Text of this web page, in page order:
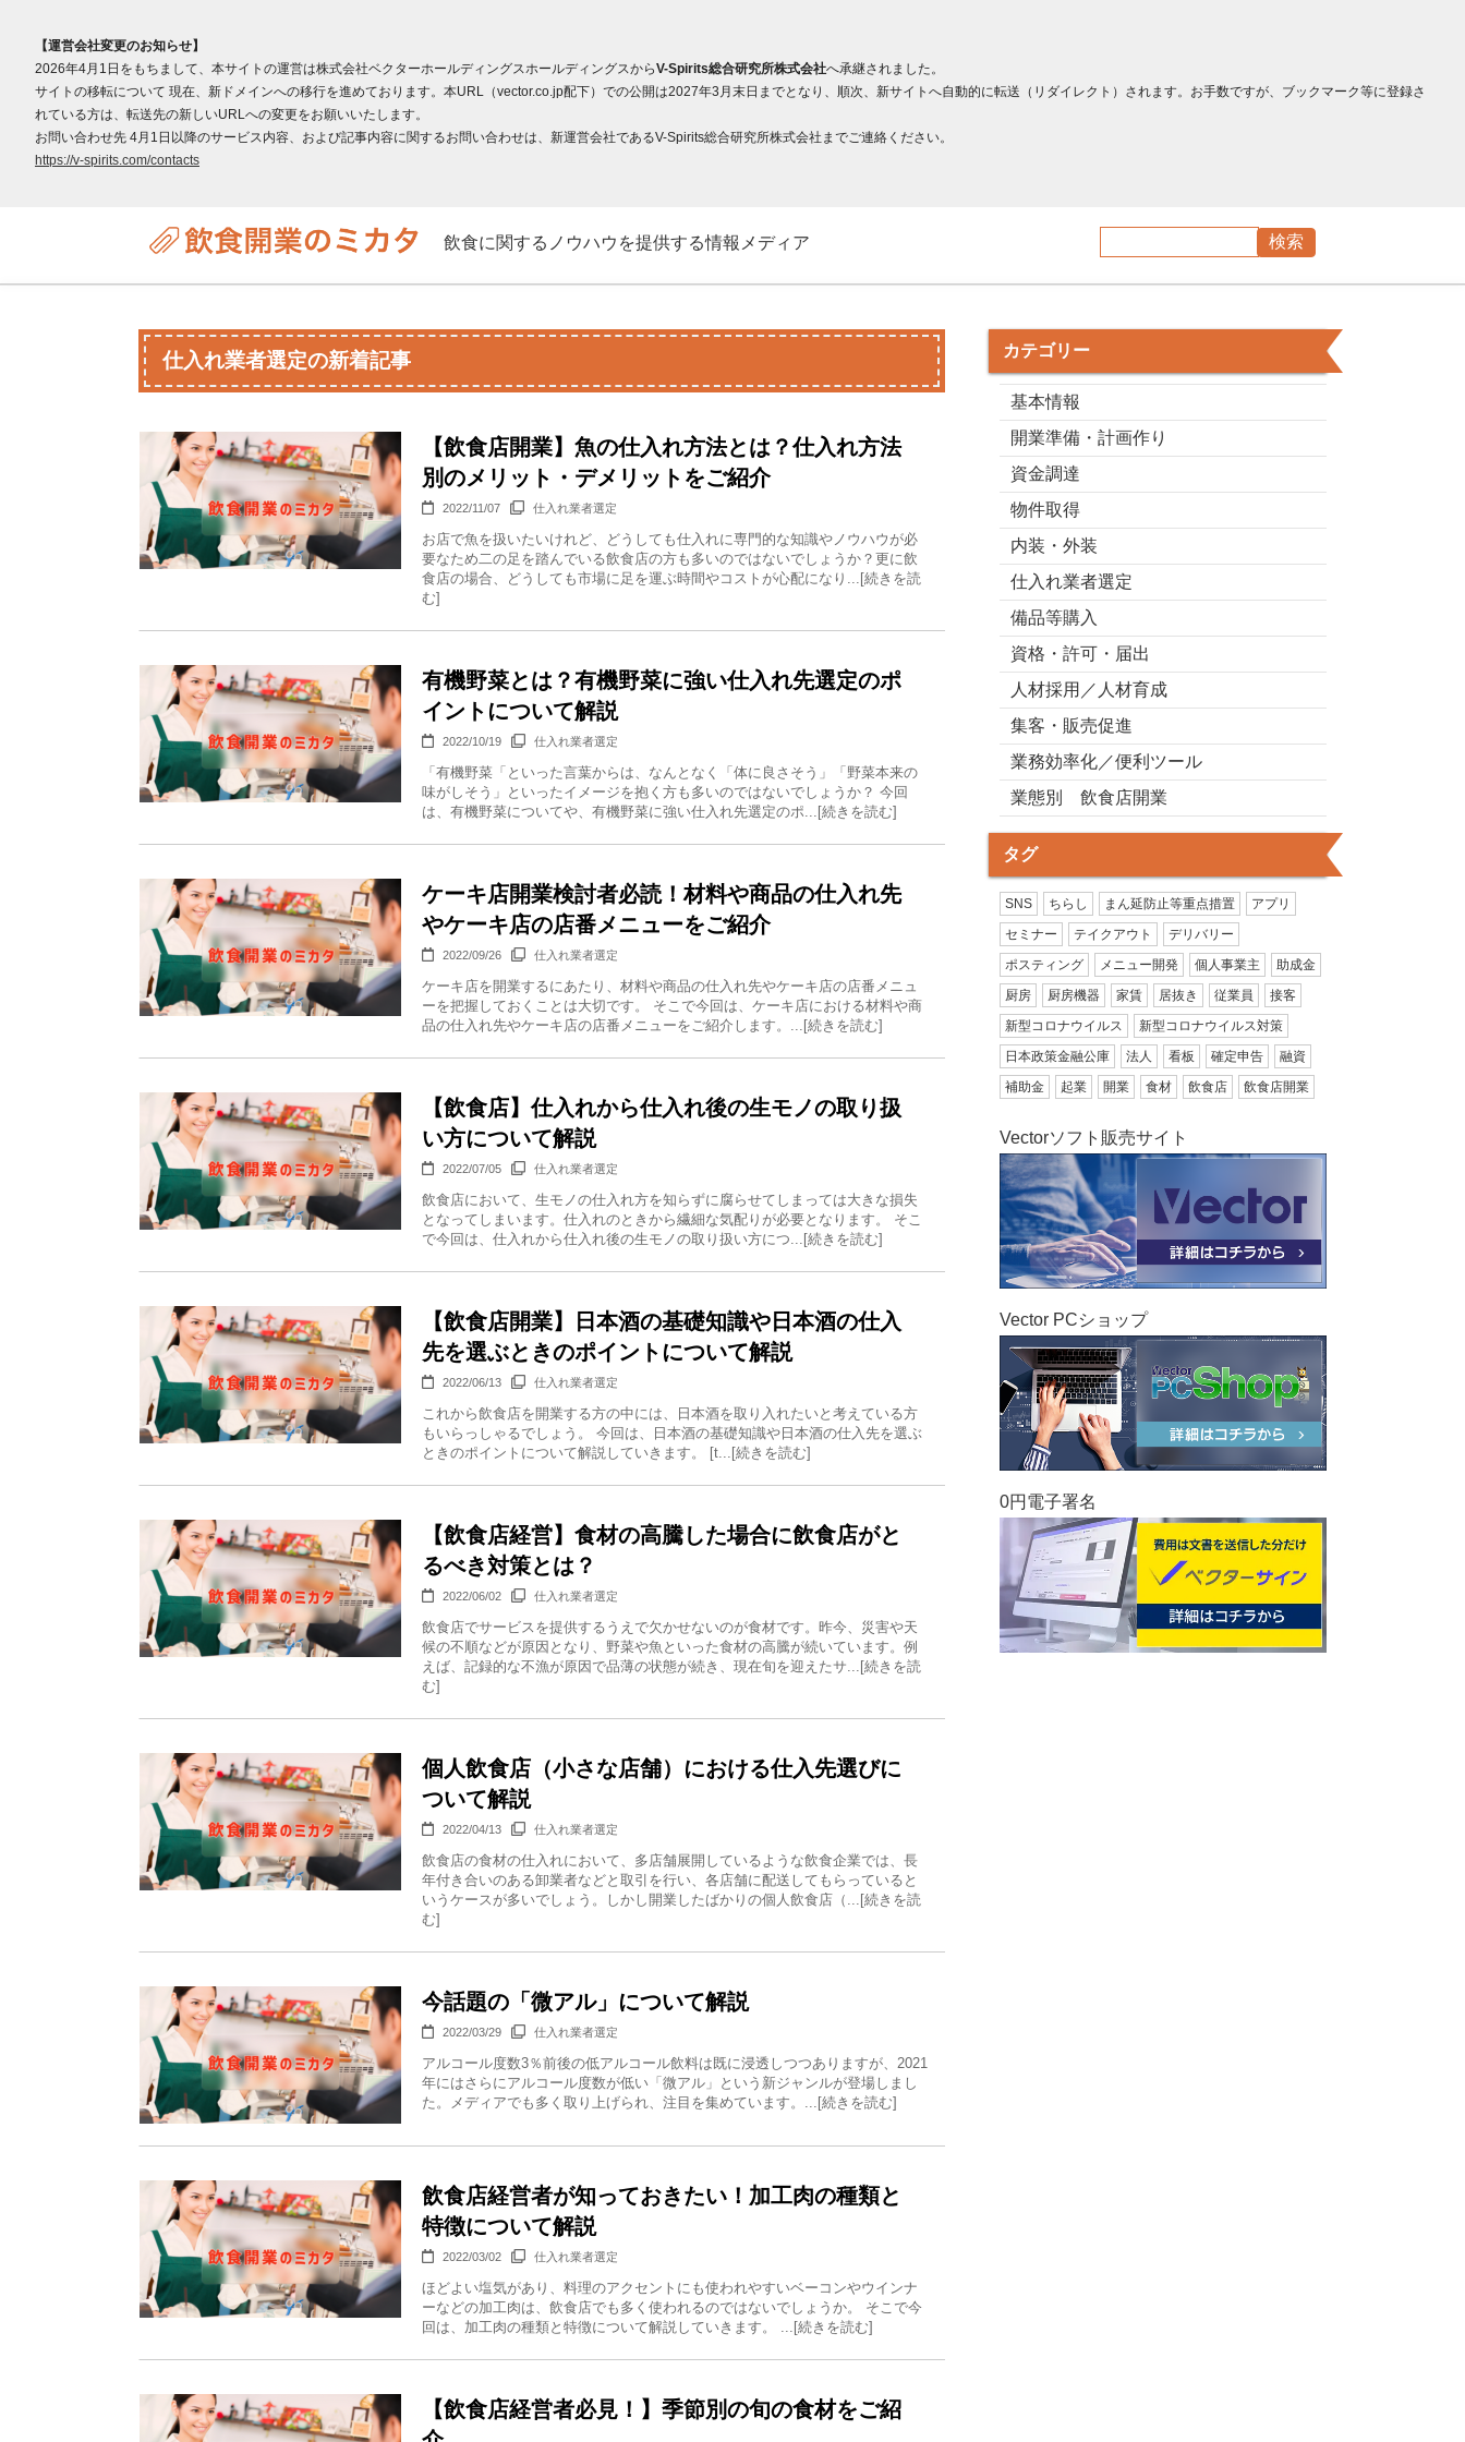
【運営会社変更のお知らせ】
2026年4月1日をもちまして、本サイトの運営は株式会社ベクターホールディングスホールディングスからV-Spirits総合研究所株式会社へ承継されました。
サイトの移転について 現在、新ドメインへの移行を進めております。本URL（vector.co.jp配下）での公開は2027年3月末日までとなり、順次、新サイトへ自動的に転送（リダイレクト）されます。お手数ですが、ブックマーク等に登録さ
れている方は、転送先の新しいURLへの変更をお願いいたします。
お問い合わせ先 4月1日以降のサービス内容、および記事内容に関するお問い合わせは、新運営会社であるV-Spirits総合研究所株式会社までご連絡ください。
https://v-spirits.com/contacts
飲食に関するノウハウを提供する情報メディア
仕入れ業者選定の新着記事
【飲食店開業】魚の仕入れ方法とは？仕入れ方法
別のメリット・デメリットをご紹介
2022/11/07 仕入れ業者選定
お店で魚を扱いたいけれど、どうしても仕入れに専門的な知識やノウハウが必
要なため二の足を踏んでいる飲食店の方も多いのではないでしょうか？更に飲
食店の場合、どうしても市場に足を運ぶ時間やコストが心配になり...[続きを読
む]
有機野菜とは？有機野菜に強い仕入れ先選定のポ
イントについて解説
2022/10/19 仕入れ業者選定
「有機野菜「といった言葉からは、なんとなく「体に良さそう」「野菜本来の
味がしそう」といったイメージを抱く方も多いのではないでしょうか？ 今回
は、有機野菜についてや、有機野菜に強い仕入れ先選定のポ...[続きを読む]
ケーキ店開業検討者必読！材料や商品の仕入れ先
やケーキ店の店番メニューをご紹介
2022/09/26 仕入れ業者選定
ケーキ店を開業するにあたり、材料や商品の仕入れ先やケーキ店の店番メニュ
ーを把握しておくことは大切です。 そこで今回は、ケーキ店における材料や商
品の仕入れ先やケーキ店の店番メニューをご紹介します。...[続きを読む]
【飲食店】仕入れから仕入れ後の生モノの取り扱
い方について解説
2022/07/05 仕入れ業者選定
飲食店において、生モノの仕入れ方を知らずに腐らせてしまっては大きな損失
となってしまいます。仕入れのときから繊細な気配りが必要となります。 そこ
で今回は、仕入れから仕入れ後の生モノの取り扱い方につ...[続きを読む]
【飲食店開業】日本酒の基礎知識や日本酒の仕入
先を選ぶときのポイントについて解説
2022/06/13 仕入れ業者選定
これから飲食店を開業する方の中には、日本酒を取り入れたいと考えている方
もいらっしゃるでしょう。 今回は、日本酒の基礎知識や日本酒の仕入先を選ぶ
ときのポイントについて解説していきます。 [t...[続きを読む]
【飲食店経営】食材の高騰した場合に飲食店がと
るべき対策とは？
2022/06/02 仕入れ業者選定
飲食店でサービスを提供するうえで欠かせないのが食材です。昨今、災害や天
候の不順などが原因となり、野菜や魚といった食材の高騰が続いています。例
えば、記録的な不漁が原因で品薄の状態が続き、現在旬を迎えたサ...[続きを読
む]
個人飲食店（小さな店舗）における仕入先選びに
ついて解説
2022/04/13 仕入れ業者選定
飲食店の食材の仕入れにおいて、多店舗展開しているような飲食企業では、長
年付き合いのある卸業者などと取引を行い、各店舗に配送してもらっていると
いうケースが多いでしょう。しかし開業したばかりの個人飲食店（...[続きを読
む]
今話題の「微アル」について解説
2022/03/29 仕入れ業者選定
アルコール度数3％前後の低アルコール飲料は既に浸透しつつありますが、2021
年にはさらにアルコール度数が低い「微アル」という新ジャンルが登場しまし
た。メディアでも多く取り上げられ、注目を集めています。...[続きを読む]
飲食店経営者が知っておきたい！加工肉の種類と
特徴について解説
2022/03/02 仕入れ業者選定
ほどよい塩気があり、料理のアクセントにも使われやすいベーコンやウインナ
ーなどの加工肉は、飲食店でも多く使われるのではないでしょうか。 そこで今
回は、加工肉の種類と特徴について解説していきます。 ...[続きを読む]
【飲食店経営者必見！】季節別の旬の食材をご紹
カテゴリー
基本情報
開業準備・計画作り
資金調達
物件取得
内装・外装
仕入れ業者選定
備品等購入
資格・許可・届出
人材採用／人材育成
集客・販売促進
業務効率化／便利ツール
業態別 飲食店開業
タグ
SNS ちらし まん延防止等重点措置
アプリ
セミナー
テイクアウト
デリバリー
ポスティング
メニュー開発 個人事業主
助成金
厨房
厨房機器 家賃 居抜き 従業員
接客
新型コロナウイルス
新型コロナウイルス対策
日本政策金融公庫
法人 看板 確定申告
融資
補助金
起業 開業 食材 飲食店 飲食店開業
Vectorソフト販売サイト
Vector PCショップ
0円電子署名